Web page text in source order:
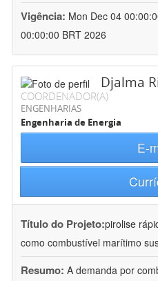
Vigência: Mon Dec 04
00:00:00 BRT 2026
Djalma
COORDENADOR(A)
ENGENHARIAS
Engenharia de Energia
E-
Título do Projeto:pirolise
como combustível marítimo
Resumo: A demanda por